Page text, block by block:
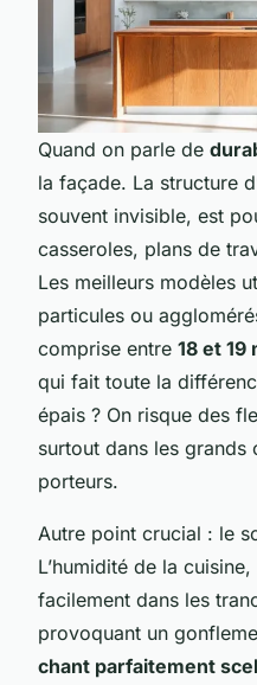
Quand on parle de
la façade. La structure
souvent invisible, est
casseroles, plans de
Les meilleurs modèles
particules ou
comprise entre 18 et 19
qui fait toute la
épais ? On risque des
surtout dans les grands
porteurs.
Autre point crucial : le
L’humidité de la
facilement dans les
provoquant un
chant parfaitement